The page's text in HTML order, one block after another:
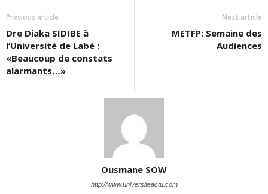
Previous article
Dre Diaka SIDIBE à
l’Université de Labé :
«Beaucoup de constats
alarmants…»
Next article
METFP: Semaine des
Audiences
Ousmane SOW
http://www.universiteactu.com